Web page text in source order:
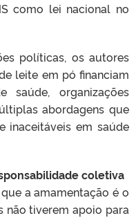
como lei nacional no
políticas, os autores
leite em pó financiam
saúde, organizações
abordagens que
inaceitáveis em saúde
coletiva
a amamentação é o
não tiverem apoio para